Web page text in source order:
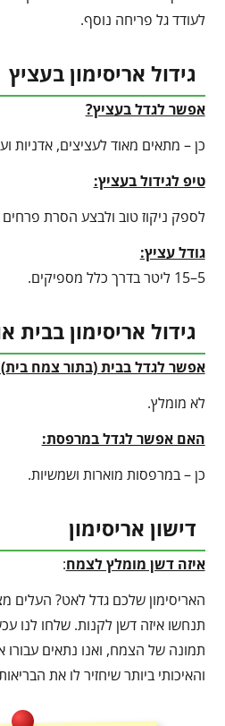
לעודד גל פריחה נוסף.
גידול אריסימון בעציץ
אפשר לגדל בעציץ?
כן – מתאים מאוד לעציצים, אדניות
טיפ לגידול בעציץ:
לספק ניקוז טוב ולבצע הסרת פרחים
גודל עציץ:
5–15 ליטר בדרך כלל מספיקים.
גידול אריסימון בבית
אפשר לגדל בבית (בתור צמח
לא מומלץ.
האם אפשר לגדל במרפסת:
כן – במרפסות מוארות ושמשיות.
דישון אריסימון
איזה דשן מומלץ לצמח:
האריסימון שלכם גדל לאט? העלים
תנחשו איזה דשן לקנות. שלחו לנו
תמונה של הצמח, ואנו נתאים
והאיכותי ביותר שיחזיר לו את